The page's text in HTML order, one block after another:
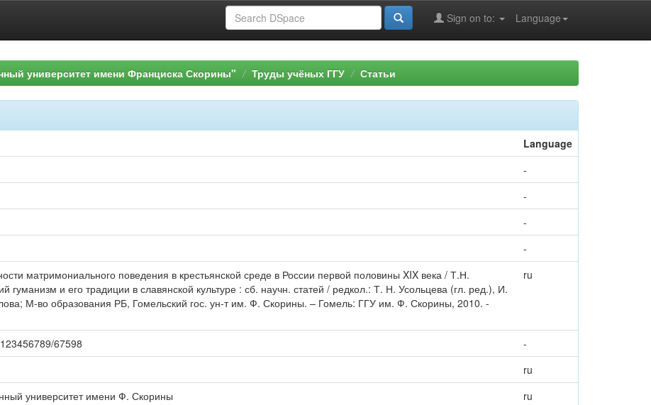
Language
Sign on to:
университет имени Франциска Скорины" Труды учёных ГГУ Статьи
Language
-
-
-
-
матримониального поведения в крестьянской среде в России первой половины XIX века / Т.Н.
гуманизм и его традиции в славянской культуре : сб. научн. статей / редкол.: Т. Н. Усольцева (гл. ред.), И.
М-во образования РБ, Гомельский гос. ун-т им. Ф. Скорины. – Гомель: ГГУ им. Ф. Скорины, 2010. -
ru
67598
-
ru
университет имени Ф. Скорины
ru